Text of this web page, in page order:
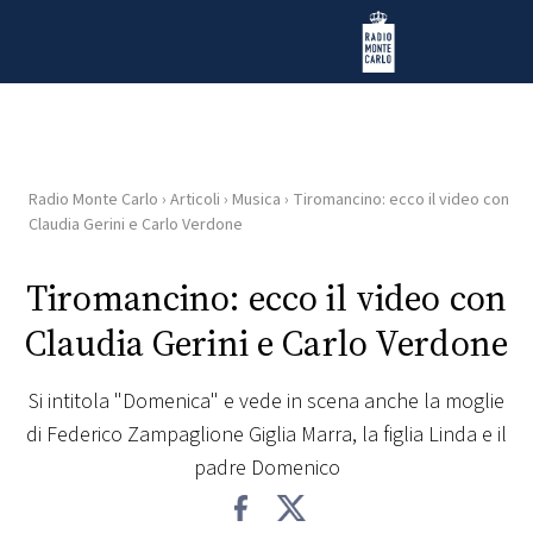
Radio Monte Carlo
HOME
RADIO
WEB
PLAYLIST
Radio Monte Carlo › Articoli › Musica › Tiromancino: ecco il video con
Claudia Gerini e Carlo Verdone
Tiromancino: ecco il video con
Claudia Gerini e Carlo Verdone
Si intitola "Domenica" e vede in scena anche la moglie
di Federico Zampaglione Giglia Marra, la figlia Linda e il
padre Domenico